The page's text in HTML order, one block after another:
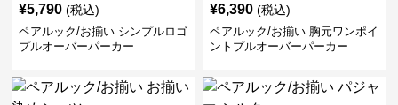
¥5,790 (税込)
ペアルック/お揃い シンプルロゴ
プルオーバーパーカー
¥6,390 (税込)
ペアルック/お揃い 胸元ワンポイ
ントプルオーバーパーカー